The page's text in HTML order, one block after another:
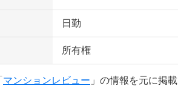
日勤
所有権
マンションレビュー 」の情報を元に掲